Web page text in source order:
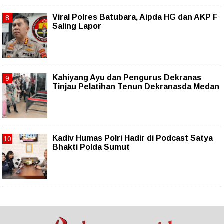
Viral Polres Batubara, Aipda HG dan AKP F
Saling Lapor
Kahiyang Ayu dan Pengurus Dekranas
Tinjau Pelatihan Tenun Dekranasda Medan
Kadiv Humas Polri Hadir di Podcast Satya
Bhakti Polda Sumut